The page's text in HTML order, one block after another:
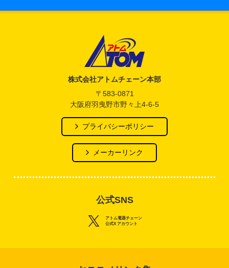
株式会社アトムチェーン本部
〒583-0871
大阪府羽曳野市野々上4-6-5
プライバシーポリシー
メーカーリンク
公式SNS
アトム電器チェーン
公式X アカウント